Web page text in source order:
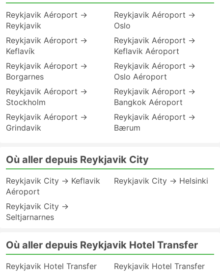
Reykjavik Aéroport →
Reykjavik
Reykjavik Aéroport →
Keflavík
Reykjavik Aéroport →
Borgarnes
Reykjavik Aéroport →
Stockholm
Reykjavik Aéroport →
Grindavik
Reykjavik Aéroport →
Oslo
Reykjavik Aéroport →
Keflavik Aéroport
Reykjavik Aéroport →
Oslo Aéroport
Reykjavik Aéroport →
Bangkok Aéroport
Reykjavik Aéroport →
Bærum
Où aller depuis Reykjavik City
Reykjavik City → Keflavik
Aéroport
Reykjavik City →
Seltjarnarnes
Reykjavik City → Helsinki
Où aller depuis Reykjavik Hotel Transfer
Reykjavik Hotel Transfer
Reykjavik Hotel Transfer